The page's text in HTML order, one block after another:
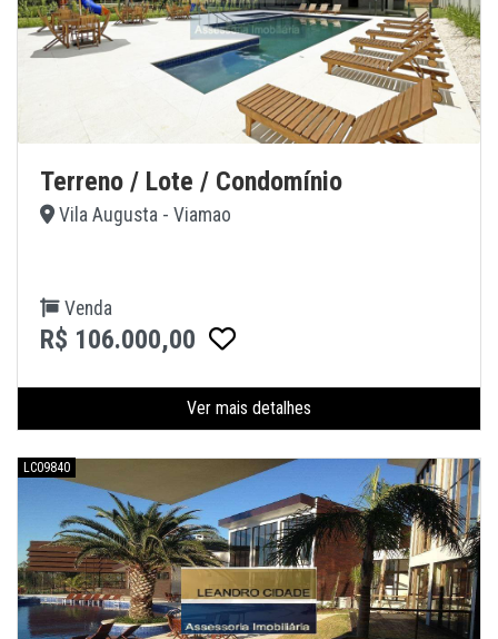
Terreno / Lote / Condomínio
Vila Augusta - Viamao
Venda
R$ 106.000,00
Ver mais detalhes
LC09840